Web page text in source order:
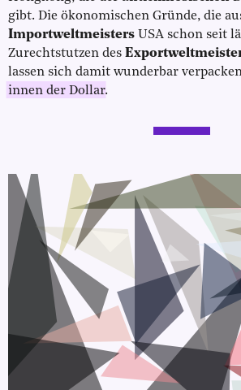
gibt. Die ökonomischen Gründe, die
Importweltmeisters USA schon seit
Zurechtstutzen des
lassen sich damit wunderbar
innen der Dollar.